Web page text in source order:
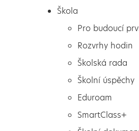
Škola
Pro budoucí
Rozvrhy hodin
Školská rada
Školní úspěchy
Eduroam
SmartClass+